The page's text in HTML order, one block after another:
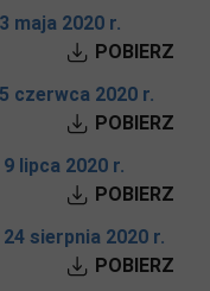
maja 2020 r.
POBIERZ
czerwca 2020 r.
POBIERZ
lipca 2020 r.
POBIERZ
sierpnia 2020 r.
POBIERZ